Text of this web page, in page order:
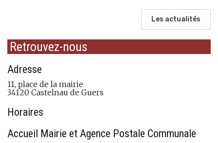
Les actualités
Retrouvez-nous
Adresse
11, place de la mairie
34120 Castelnau de Guers
Horaires
Accueil Mairie et Agence Postale Communale